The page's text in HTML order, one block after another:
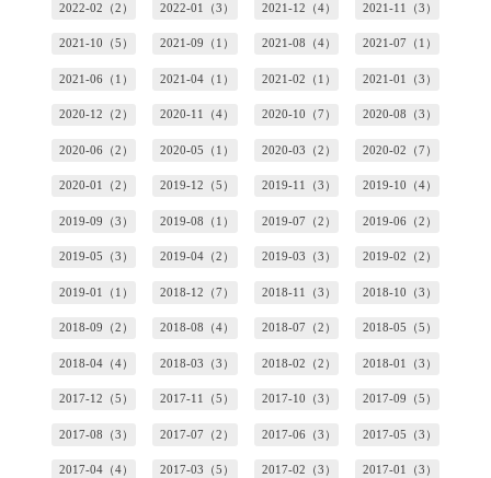
2022-02（2） 2022-01（3） 2021-12（4） 2021-11（3）
2021-10（5） 2021-09（1） 2021-08（4） 2021-07（1）
2021-06（1） 2021-04（1） 2021-02（1） 2021-01（3）
2020-12（2） 2020-11（4） 2020-10（7） 2020-08（3）
2020-06（2） 2020-05（1） 2020-03（2） 2020-02（7）
2020-01（2） 2019-12（5） 2019-11（3） 2019-10（4）
2019-09（3） 2019-08（1） 2019-07（2） 2019-06（2）
2019-05（3） 2019-04（2） 2019-03（3） 2019-02（2）
2019-01（1） 2018-12（7） 2018-11（3） 2018-10（3）
2018-09（2） 2018-08（4） 2018-07（2） 2018-05（5）
2018-04（4） 2018-03（3） 2018-02（2） 2018-01（3）
2017-12（5） 2017-11（5） 2017-10（3） 2017-09（5）
2017-08（3） 2017-07（2） 2017-06（3） 2017-05（3）
2017-04（4） 2017-03（5） 2017-02（3） 2017-01（3）